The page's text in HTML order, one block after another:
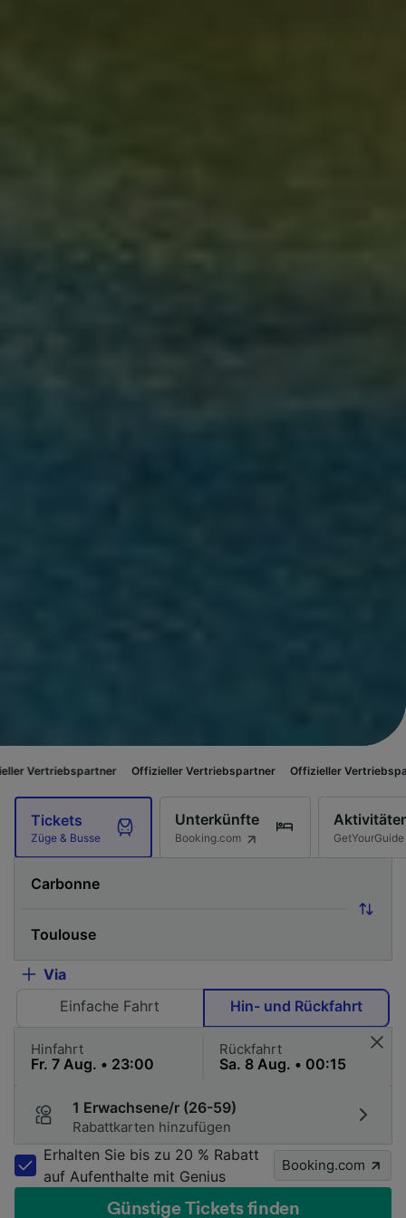
Offizieller Vertriebspartner Offizieller Vertriebspartner
Tickets
Züge & Busse
Unterkünfte
Booking.com GetYourGuide
Via
Einfache Fahrt
Hin- und Rückfahrt
Hinfahrt Rückfahrt
1 Erwachsene/r (26-59)
Rabattkarten hinzufügen
Erhalten Sie bis zu 20 % Rabatt
auf Aufenthalte mit Genius
Booking.com
Günstige Tickets finden